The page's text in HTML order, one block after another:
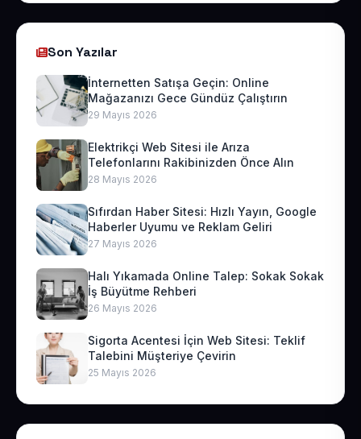
Son Yazılar
İnternetten Satışa Geçin: Online
Mağazanızı Gece Gündüz Çalıştırın
29 Mayıs 2026
Elektrikçi Web Sitesi ile Arıza
Telefonlarını Rakibinizden Önce Alın
28 Mayıs 2026
Sıfırdan Haber Sitesi: Hızlı Yayın, Google
Haberler Uyumu ve Reklam Geliri
27 Mayıs 2026
Halı Yıkamada Online Talep: Sokak Sokak
İş Büyütme Rehberi
26 Mayıs 2026
Sigorta Acentesi İçin Web Sitesi: Teklif
Talebini Müşteriye Çevirin
25 Mayıs 2026